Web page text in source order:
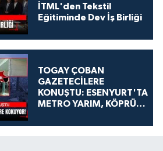
İTML'den Tekstil
Eğitiminde Dev İş Birliği
TOGAY ÇOBAN
GAZETECİLERE
KONUŞTU: ESENYURT'TA
METRO YARIM, KÖPRÜ
KOKUYOR!